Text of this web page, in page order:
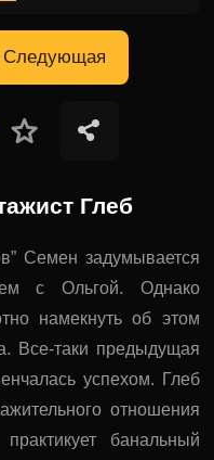
Следующая
Глеб
Семен задумывается
с Ольгой. Однако
намекнуть об этом
Все-таки предыдущая
успехом. Глеб
отношения
банальный